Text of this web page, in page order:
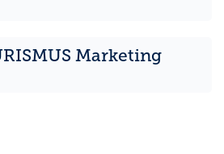
Marketing